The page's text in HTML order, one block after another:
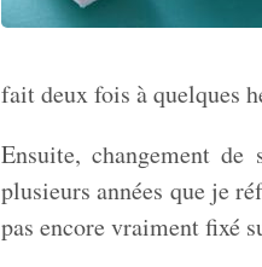
fait deux fois à quelques
Ensuite, changement
plusieurs années que je
pas encore vraiment fixé